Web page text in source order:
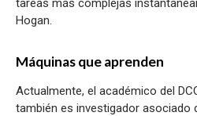
tareas más complejas
Hogan.
Máquinas que aprenden
Actualmente, el académico del
también es investigador asociado